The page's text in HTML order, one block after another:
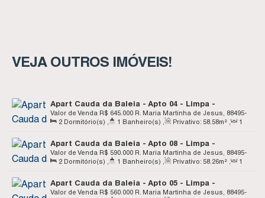
VEJA OUTROS IMÓVEIS!
Apart Cauda da Baleia - Apto 04 - Limpa -
Garopaba SCR$ 645.000
Valor de Venda
R. Maria Martinha de Jesus, 88495-
000, Limpa, Garopaba, Santa Catarina, Brasil
2 Dormitório(s) 1 Banheiro(s) Privativo: 58 .58m²
1
Apart Cauda da Baleia - Apto 08 - Limpa -
Garopaba SCR$ 590.000
Valor de Venda
R. Maria Martinha de Jesus, 88495-
000, Limpa, Garopaba, Santa Catarina, Brasil
2 Dormitório(s) 1 Banheiro(s) Privativo: 58 .26m²
1
Apart Cauda da Baleia - Apto 05 - Limpa -
Garopaba SCR$ 560.000
Valor de Venda
R. Maria Martinha de Jesus, 88495-